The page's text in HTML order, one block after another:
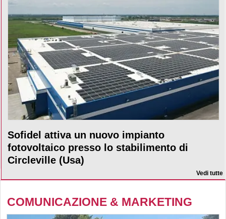
Sofidel attiva un nuovo impianto
fotovoltaico presso lo stabilimento di
Circleville (Usa)
Vedi tutte
COMUNICAZIONE & MARKETING